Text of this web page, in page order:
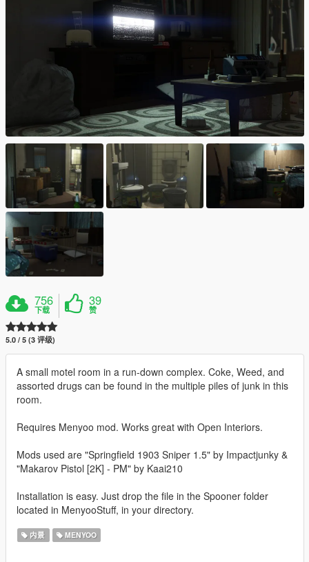
756
下载
39
赞
5.0 / 5 (3 评级)
A small motel room in a run-down complex. Coke, Weed, and
assorted drugs can be found in the multiple piles of junk in this
room.
Requires Menyoo mod. Works great with Open Interiors.
Mods used are "Springfield 1903 Sniper 1.5" by Impactjunky &
"Makarov Pistol [2K] - PM" by Kaai210
Installation is easy. Just drop the file in the Spooner folder
located in MenyooStuff, in your directory.
内景 MENYOO